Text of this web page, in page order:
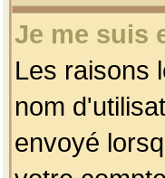
Je me suis
Les raisons
nom
envoyé